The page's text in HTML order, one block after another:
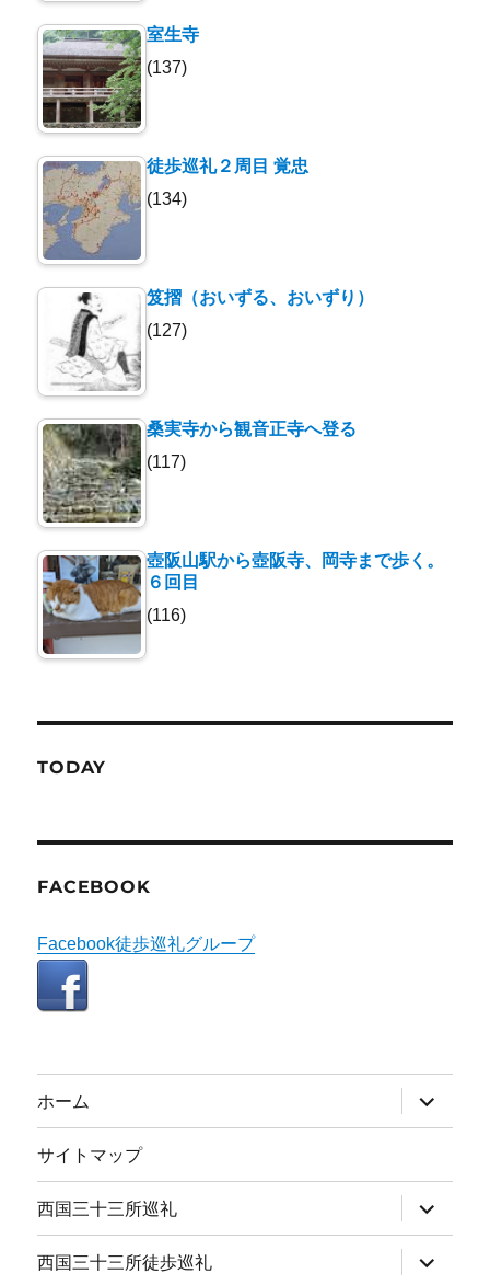
室生寺
(137)
徒歩巡礼２周目 覚忠
(134)
笈摺（おいずる、おいずり）
(127)
桑実寺から観音正寺へ登る
(117)
壺阪山駅から壺阪寺、岡寺まで歩く。
６回目
(116)
TODAY
FACEBOOK
Facebook徒歩巡礼グループ
ホーム
ブ
メ
ー
を
展
開
サイトマップ
西国三十三所巡礼
ブ
メ
ニ
ュ
西国三十三所徒歩巡礼
ブ